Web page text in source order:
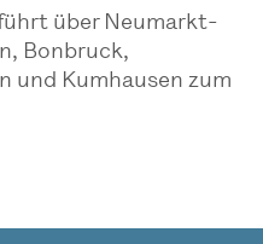
über Neumarkt-
Bonbruck,
und Kumhausen zum